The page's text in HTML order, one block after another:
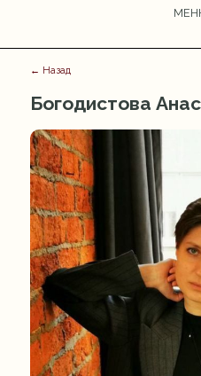
← Назад
Богодистова